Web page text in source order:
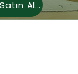
Tasarımlarımızı Satın Alın